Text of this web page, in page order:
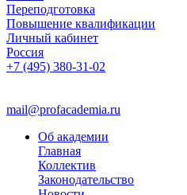
Переподготовка
Повышение квалификации
Личный кабинет
Россия
+7 (495) 380-31-02
mail@profacademia.ru
Об академии
Главная
Коллектив
Законодательство